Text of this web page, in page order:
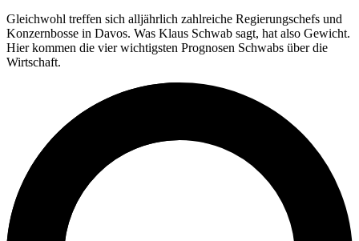
Gleichwohl treffen sich alljährlich zahlreiche Regierungschefs und
Konzernbosse in Davos. Was Klaus Schwab sagt, hat also Gewicht.
Hier kommen die vier wichtigsten Prognosen Schwabs über die
Wirtschaft.